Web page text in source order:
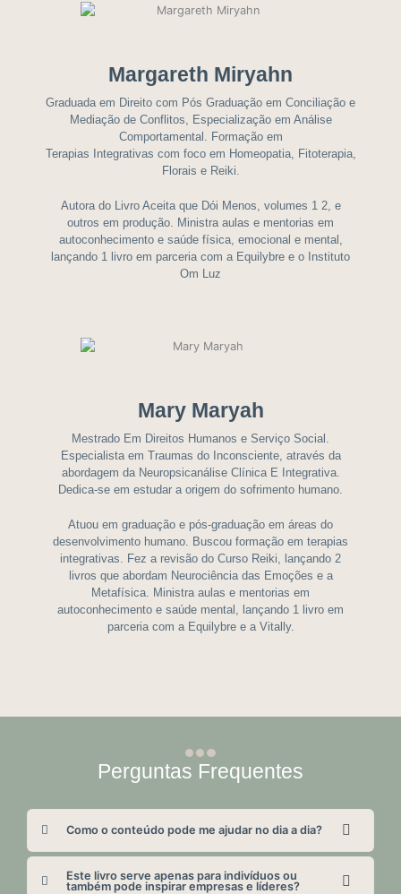
Margareth Miryahn
Graduada em Direito com Pós Graduação em Conciliação e
Mediação de Conflitos, Especialização em Análise
Comportamental. Formação em
Terapias Integrativas com foco em Homeopatia, Fitoterapia,
Florais e Reiki.
Autora do Livro Aceita que Dói Menos, volumes 1 2, e
outros em produção. Ministra aulas e mentorias em
autoconhecimento e saúde física, emocional e mental,
lançando 1 livro em parceria com a Equilybre e o Instituto
Om Luz
Mary Maryah
Mestrado Em Direitos Humanos e Serviço Social.
Especialista em Traumas do Inconsciente, através da
abordagem da Neuropsicanálise Clínica E Integrativa.
Dedica-se em estudar a origem do sofrimento humano.
Atuou em graduação e pós-graduação em áreas do
desenvolvimento humano. Buscou formação em terapias
integrativas. Fez a revisão do Curso Reiki, lançando 2
livros que abordam Neurociência das Emoções e a
Metafísica. Ministra aulas e mentorias em
autoconhecimento e saúde mental, lançando 1 livro em
parceria com a Equilybre e a Vitally.
Perguntas Frequentes
Como o conteúdo pode me ajudar no dia a dia?
Este livro serve apenas para indivíduos ou
também pode inspirar empresas e líderes?